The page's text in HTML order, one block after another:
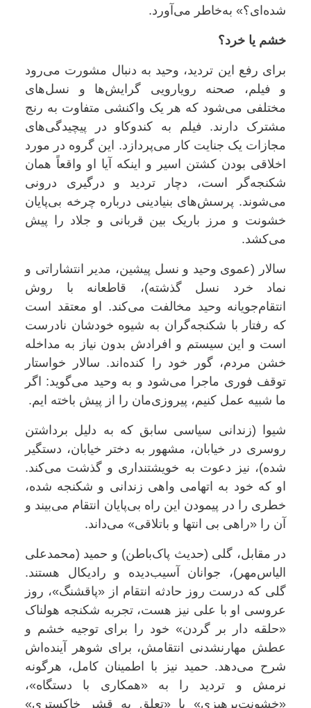
شده‌ای؟» به‌خاطر می‌آورد.
خشم یا خرد؟
برای رفع این تردید، وحید به دنبال مشورت می‌رود
و فیلم، صحنه رویارویی گرایش‌ها و نسل‌های
مختلفی می‌شود که هر یک واکنشی متفاوت به رنج
مشترک دارند. فیلم به کندوکاو در پیچیدگی‌های
مجازات یک جنایت کار می‌پردازد. این گروه در مورد
اخلاقی بودن کشتن اسیر و اینکه آیا او واقعاً همان
شکنجه‌گر است، دچار تردید و درگیری درونی
می‌شوند. پرسش‌های بنیادینی درباره چرخه بی‌پایان
خشونت و مرز باریک بین قربانی و جلاد را پیش
می‌کشد.
سالار (عموی وحید و نسل پیشین، مدیر انتشاراتی و
نماد خرد نسل گذشته)، قاطعانه با روش
انتقام‌جویانه وحید مخالفت می‌کند. او معتقد است
که رفتار با شکنجه‌گران به شیوه خودشان نادرست
است و این سیستم و افرادش بدون نیاز به مداخله
خشن مردم، گور خود را کنده‌اند. سالار خواستار
توقف فوری ماجرا می‌شود و به وحید می‌گوید: اگر
ما شبیه عمل کنیم، پیروزی‌مان را از پیش باخته ایم.
شیوا (زندانی سیاسی سابق که به دلیل برداشتن
روسری در خیابان، مشهور به دختر خیابان، دستگیر
شده)، نیز دعوت به خویشتنداری و گذشت می‌کند.
او که خود به اتهامی واهی زندانی و شکنجه شده،
خطری را در پیمودن این راه بی‌پایان انتقام می‌بیند و
آن را «راهی بی انتها و باتلاقی» می‌داند.
در مقابل، گلی (حدیث پاک‌باطن) و حمید (محمدعلی
الیاس‌مهر)، جوانان آسیب‌دیده و رادیکال هستند.
گلی که درست روز حادثه انتقام از «پاقشنگ»، روز
عروسی او با علی نیز هست، تجربه شکنجه هولناک
«حلقه دار بر گردن» خود را برای توجیه خشم و
عطش مهارنشدنی انتقامش، برای شوهر آینده‌اش
شرح می‌دهد. حمید نیز با اطمینان کامل، هرگونه
نرمش و تردید را به «همکاری با دستگاه»،
«خشونت‌پرهیزی» یا «تعلق به قشر خاکستری»